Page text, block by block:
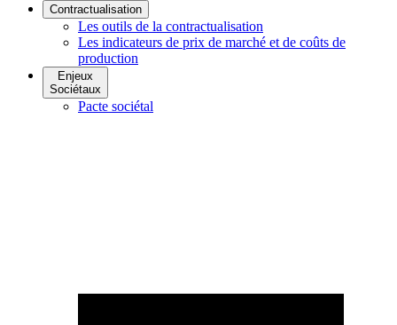
Contractualisation
Les outils de la contractualisation
Les indicateurs de prix de marché et de coûts de
production
Enjeux
Sociétaux
Pacte sociétal